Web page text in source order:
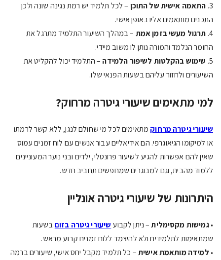
3. התאמה אישית של התוכן – לכל תלמיד יש רמת נגינה שונה ולכן
התכנים מותאמים אליו באופן אישי.
4. תרגול מעשי בזמן אמת – במהלך השיעור התלמיד מתרגל את
החומר הנלמד והמורה נותן לו משוב מיידי.
5. שימוש בהקלטות לשיפור הלמידה – התלמיד יכול להקליט את
השיעורים ולחזור עליהם בשעות הפנאי שלו.
למי מתאימים שיעורי גיטרה מרחוק?
שיעורי גיטרה מרחוק מתאימים לכל מי שחולם לנגן, ללא קשר לרמתו
או למיקומו הגיאוגרפי. הם אידיאליים עבור אנשים עם לוח זמנים עמוס
שאין להם אפשרות להגיע לשיעור פרונטלי, ילדים ובני נוער המעוניינים
ללמוד מהבית, וגם למבוגרים שמחפשים תחביב חדש.
היתרונות של שיעורי גיטרה אונליין
•גמישות מקסימלית– ניתן לקבוע שיעורי גיטרה בזוםבשעות
שמתאימות לתלמידים ולא להיצמד ללוח זמנים קבוע מראש.
• למידה מותאמת אישית– כל תלמיד מקבל יחס אישי, שיעורים ברמה